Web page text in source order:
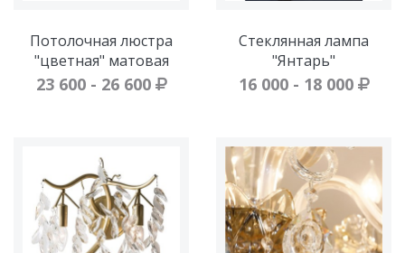
Потолочная люстра
"цветная" матовая
23 600 - 26 600
Стеклянная лампа
"Янтарь"
16 000 - 18 000